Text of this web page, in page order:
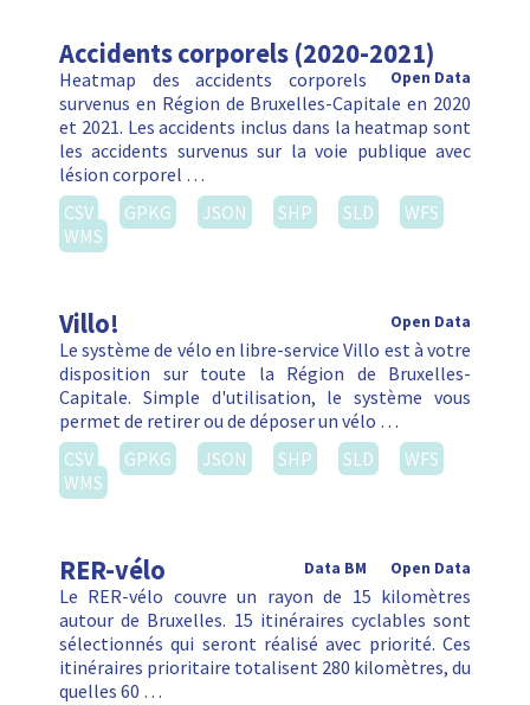
Accidents corporels (2020-2021)
Open Data
Heatmap des accidents corporels
survenus en Région de Bruxelles-Capitale en 2020
et 2021. Les accidents inclus dans la heatmap sont
les accidents survenus sur la voie publique avec
lésion corporel …
CSV
GPKG JSON SHP SLD
WFS
WMS
Villo! Open Data
Le système de vélo en libre-service Villo est à votre
disposition sur toute la Région de Bruxelles-
Capitale. Simple d'utilisation, le système vous
permet de retirer ou de déposer un vélo …
CSV
GPKG JSON SHP SLD
WFS
WMS
RER-vélo Open Data
Data BM
Le RER-vélo couvre un rayon de 15 kilomètres
autour de Bruxelles. 15 itinéraires cyclables sont
sélectionnés qui seront réalisé avec priorité. Ces
itinéraires prioritaire totalisent 280 kilomètres, du
quelles 60 …